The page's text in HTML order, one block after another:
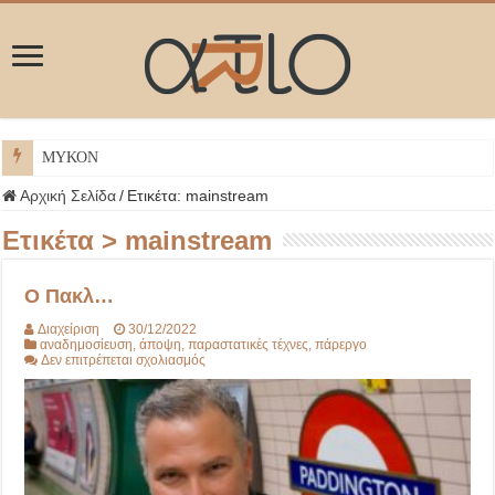
ΜΥΚΟΝΟΣ
Αρχική Σελίδα / Ετικέτα: mainstream
Ετικέτα > mainstream
Ο Πακλ…
Διαχείριση
30/12/2022
αναδημοσίευση ,άποψη ,παραστατικές τέχνες ,πάρεργο
Δεν επιτρέπεται σχολιασμός
Πακλ…